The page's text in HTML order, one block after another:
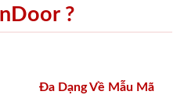
?
Đa Dạng Về Mẫu Mã